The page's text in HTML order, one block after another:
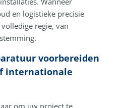
en logistieke precisie
regie, van
voorbereiden
internationale
om uw project te